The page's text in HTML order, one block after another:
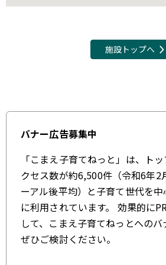
施設トップへ
バナー広告募集中
「こまえ子育てねっと」は、ト
クセス数が約6,500件（令和6年2
ーアル後平均）と子育て世代を
に利用されています。 効果的に
して、こまえ子育てねっとへの
ぜひご検討ください。